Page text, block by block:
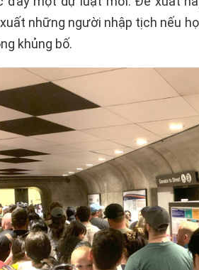
những người nhập tịch nếu
khủng bố.